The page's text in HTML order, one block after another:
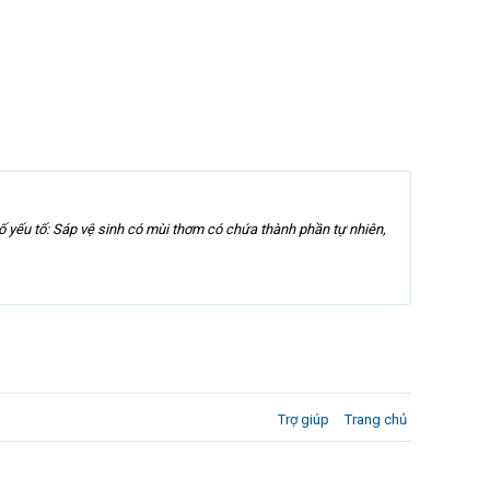
tố: Sáp vệ sinh có mùi thơm có chứa thành phần tự nhiên,
Trợ giúp Trang chủ